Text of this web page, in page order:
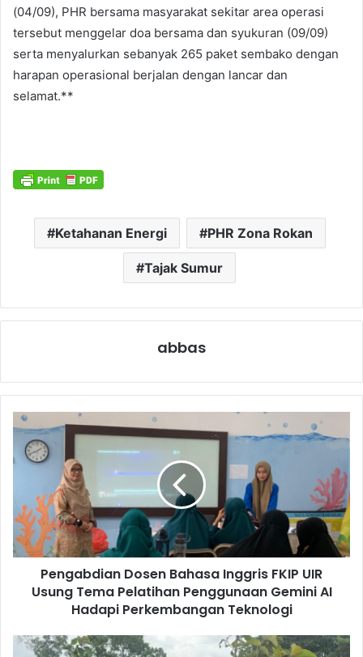
(04/09), PHR bersama masyarakat sekitar area operasi
tersebut menggelar doa bersama dan syukuran (09/09)
serta menyalurkan sebanyak 265 paket sembako dengan
harapan operasional berjalan dengan lancar dan
selamat.**
Ketahanan Energi PHR Zona Rokan
Tajak Sumur
abbas
Pengabdian Dosen Bahasa Inggris FKIP UIR
Usung Tema Pelatihan Penggunaan Gemini AI
Hadapi Perkembangan Teknologi